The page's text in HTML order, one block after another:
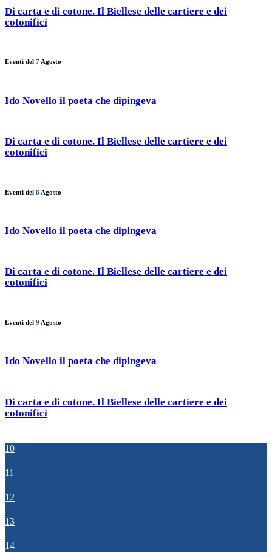
Di carta e di cotone. Il Biellese delle cartiere e dei
cotonifici
Eventi del 7 Agosto
Ido Novello il poeta che dipingeva
Di carta e di cotone. Il Biellese delle cartiere e dei
cotonifici
Eventi del 8 Agosto
Ido Novello il poeta che dipingeva
Di carta e di cotone. Il Biellese delle cartiere e dei
cotonifici
Eventi del 9 Agosto
Ido Novello il poeta che dipingeva
Di carta e di cotone. Il Biellese delle cartiere e dei
cotonifici
10
11
12
13
14